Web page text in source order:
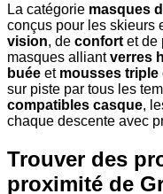
La catégorie masques
conçus pour les skieurs
vision, de confort et de
masques alliantverres
buée et mousses triple
sur piste par tous les
compatibles casque,
chaque descente avec
Trouver des
proximité de